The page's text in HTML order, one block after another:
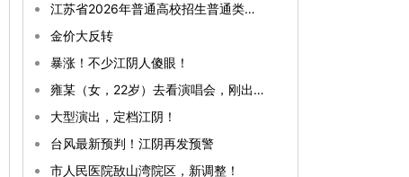
江苏省2026年普通高校招生普通类专科批次征求志愿投档线
金价大反转
暴涨！不少江阴人傻眼！
雍某（女，22岁）去看演唱会，刚出地铁就被抓
大型演出，定档江阴！
台风最新预判！江阴再发预警
市人民医院敔山湾院区，新调整！